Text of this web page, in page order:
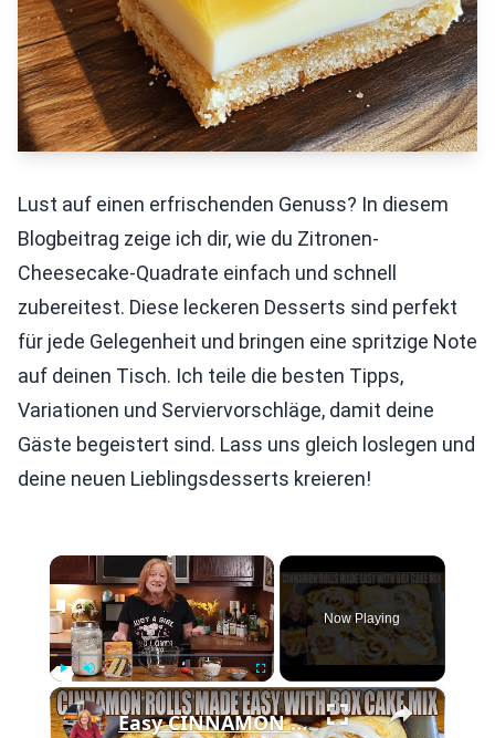
Lust auf einen erfrischenden Genuss? In diesem
Blogbeitrag zeige ich dir, wie du Zitronen-
Cheesecake-Quadrate einfach und schnell
zubereitest. Diese leckeren Desserts sind perfekt
für jede Gelegenheit und bringen eine spritzige Note
auf deinen Tisch. Ich teile die besten Tipps,
Variationen und Serviervorschläge, damit deine
Gäste begeistert sind. Lass uns gleich loslegen und
deine neuen Lieblingsdesserts kreieren!
×
Play Unmute Fullscreen
Now Playing
×
Easy CINNAMON ROLLS MADE WITH Box Cake Mix